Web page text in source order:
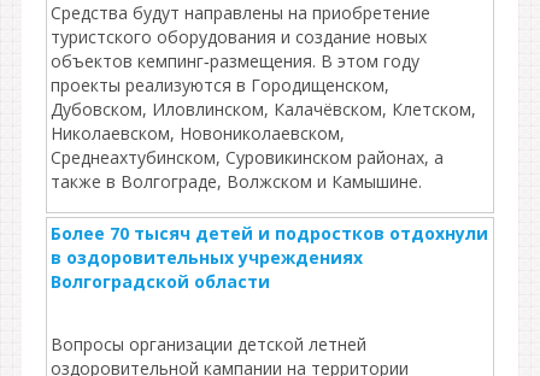
Средства будут направлены на приобретение
туристского оборудования и создание новых
объектов кемпинг‑размещения. В этом году
проекты реализуются в Городищенском,
Дубовском, Иловлинском, Калачёвском, Клетском,
Николаевском, Новониколаевском,
Среднеахтубинском, Суровикинском районах, а
также в Волгограде, Волжском и Камышине.
Более 70 тысяч детей и подростков отдохнули
в оздоровительных учреждениях
Волгоградской области
Вопросы организации детской летней
оздоровительной кампании на территории